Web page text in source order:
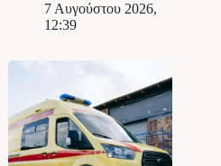
7 Αυγούστου 2026,
12:39